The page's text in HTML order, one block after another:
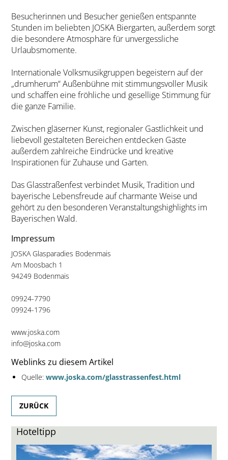
Besucherinnen und Besucher genießen entspannte
Stunden im beliebten JOSKA Biergarten, außerdem sorgt
die besondere Atmosphäre für unvergessliche
Urlaubsmomente.
Internationale Volksmusikgruppen begeistern auf der
„drumherum“ Außenbühne mit stimmungsvoller Musik
und schaffen eine fröhliche und gesellige Stimmung für
die ganze Familie.
Zwischen gläserner Kunst, regionaler Gastlichkeit und
liebevoll gestalteten Bereichen entdecken Gäste
außerdem zahlreiche Eindrücke und kreative
Inspirationen für Zuhause und Garten.
Das Glasstraßenfest verbindet Musik, Tradition und
bayerische Lebensfreude auf charmante Weise und
gehört zu den besonderen Veranstaltungshighlights im
Bayerischen Wald.
Impressum
JOSKA Glasparadies Bodenmais
Am Moosbach 1
94249 Bodenmais
09924-7790
09924-1796
www.joska.com
info@joska.com
Weblinks zu diesem Artikel
Quelle: www.joska.com/glasstrassenfest.html
ZURÜCK
Hoteltipp